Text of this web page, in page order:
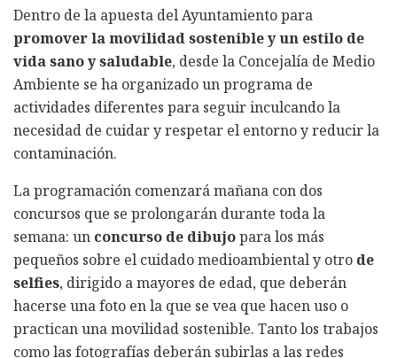
Dentro de la apuesta del Ayuntamiento para
promover la movilidad sostenible y un estilo de
vida sano y saludable, desde la Concejalía de Medio
Ambiente se ha organizado un programa de
actividades diferentes para seguir inculcando la
necesidad de cuidar y respetar el entorno y reducir la
contaminación.
La programación comenzará mañana con dos
concursos que se prolongarán durante toda la
semana: un concurso de dibujopara los más
pequeños sobre el cuidado medioambiental y otro de
selfies, dirigido a mayores de edad, que deberán
hacerse una foto en la que se vea que hacen uso o
practican una movilidad sostenible. Tanto los trabajos
como las fotografías deberán subirlas a las redes